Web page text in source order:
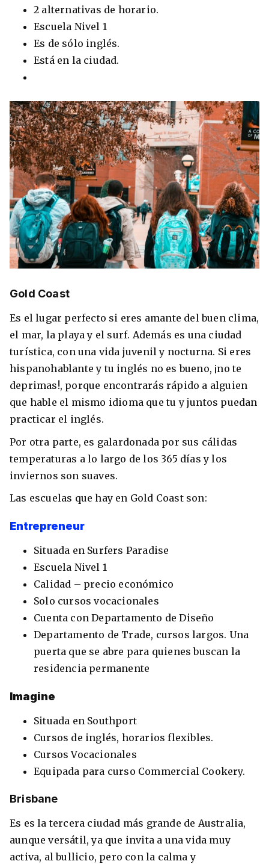
2 alternativas de horario.
Escuela Nivel 1
Es de sólo inglés.
Está en la ciudad.
Gold Coast
Es el lugar perfecto si eres amante del buen clima,
el mar, la playa y el surf. Además es una ciudad
turística, con una vida juvenil y nocturna. Si eres
hispanohablante y tu inglés no es bueno, ¡no te
deprimas!, porque encontrarás rápido a alguien
que hable el mismo idioma que tu y juntos puedan
practicar el inglés.
Por otra parte, es galardonada por sus cálidas
temperaturas a lo largo de los 365 días y los
inviernos son suaves.
Las escuelas que hay en Gold Coast son:
Entrepreneur
Situada en Surfers Paradise
Escuela Nivel 1
Calidad – precio económico
Solo cursos vocacionales
Cuenta con Departamento de Diseño
Departamento de Trade, cursos largos. Una
puerta que se abre para quienes buscan la
residencia permanente
Imagine
Situada en Southport
Cursos de inglés, horarios flexibles.
Cursos Vocacionales
Equipada para curso Commercial Cookery.
Brisbane
Es es la tercera ciudad más grande de Australia,
aunque versátil, ya que invita a una vida muy
activa, al bullicio, pero con la calma y